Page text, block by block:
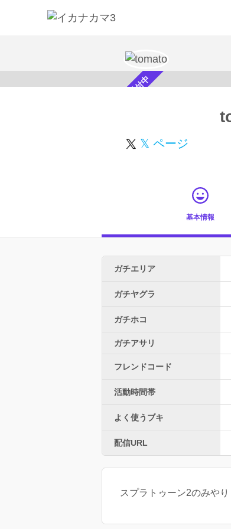
スカウト受付中
𝕏 ページ
基本情報
ガチエリア
ガチヤグラ
ガチホコ
ガチアサリ
フレンドコード
活動時間帯
よく使うブキ
配信URL
スプラトゥーン2のみやり